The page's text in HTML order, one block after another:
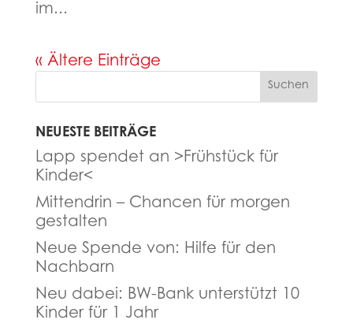
im...
« Ältere Einträge
NEUESTE BEITRÄGE
Lapp spendet an >Frühstück für
Kinder<
Mittendrin – Chancen für morgen
gestalten
Neue Spende von: Hilfe für den
Nachbarn
Neu dabei: BW-Bank unterstützt 10
Kinder für 1 Jahr